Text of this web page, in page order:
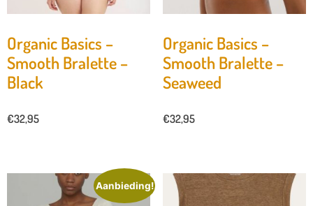
Organic Basics –
Smooth Bralette –
Black
€32,95
Organic Basics –
Smooth Bralette –
Seaweed
€32,95
Aanbieding!